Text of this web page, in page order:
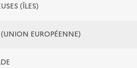
(ÎLES)
EUROPÉENNE)